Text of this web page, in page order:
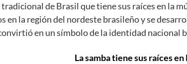
de Brasil que tiene sus raíces en la
en la región del nordeste brasileño y se
en un símbolo de la identidad nacional
La samba tiene sus raíces